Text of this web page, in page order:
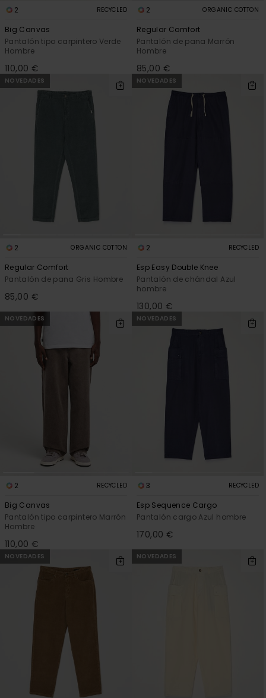
2 RECYCLED
Big Canvas
Pantalón tipo carpintero Verde
Hombre
110,00 €
2 ORGANIC COTTON
Regular Comfort
Pantalón de pana Marrón
Hombre
85,00 €
NOVEDADES
2 ORGANIC COTTON
Regular Comfort
Pantalón de pana Gris Hombre
85,00 €
NOVEDADES
2 RECYCLED
Esp Easy Double Knee
Pantalón de chándal Azul
hombre
130,00 €
NOVEDADES
2 RECYCLED
Big Canvas
Pantalón tipo carpintero Marrón
Hombre
110,00 €
NOVEDADES
3 RECYCLED
Esp Sequence Cargo
Pantalón cargo Azul hombre
170,00 €
NOVEDADES NOVEDADES